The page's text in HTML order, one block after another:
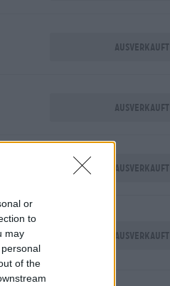
or
to
may
of the
Ausverkauft
Ausverkauft
Ausverkauft
Ausverkauft